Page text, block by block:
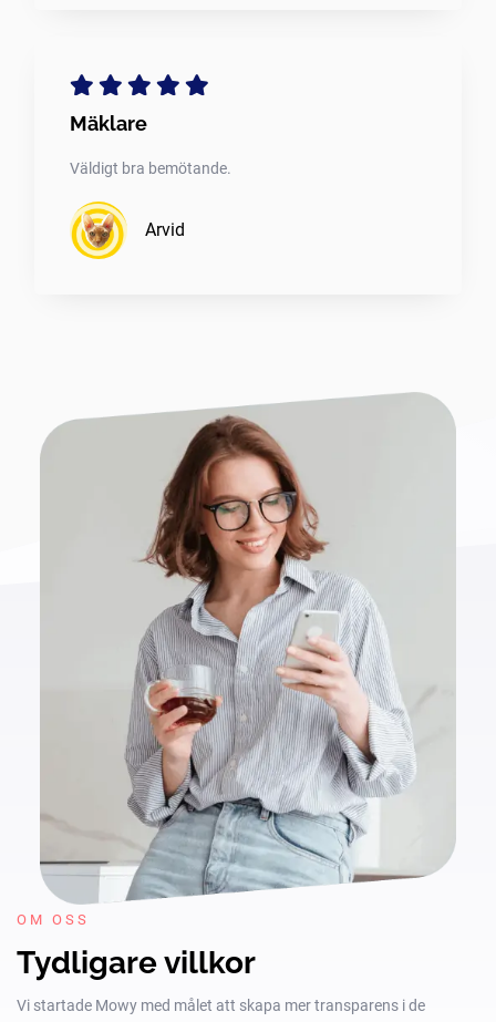
Mäklare
Väldigt bra bemötande.
Arvid
OM OSS
Tydligare villkor
Vi startade Mowy med målet att skapa mer transparens i de